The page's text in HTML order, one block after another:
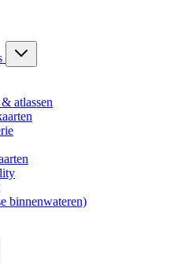
atlassen
binnenwateren)